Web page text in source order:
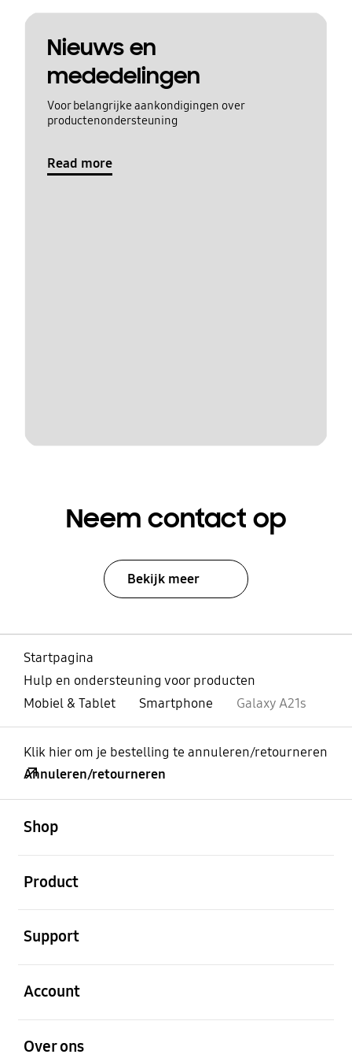
Nieuws en
mededelingen
Voor belangrijke aankondigingen over
productenondersteuning
Read more
Neem contact op
Bekijk meer
Startpagina
Hulp en ondersteuning voor producten
Mobiel & Tablet
Smartphone Galaxy A21s
Klik hier om je bestelling te annuleren/retourneren
Annuleren/retourneren
Shop
Product
Support
Account
Over ons